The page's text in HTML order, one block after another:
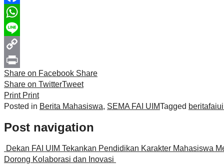
Facebook
WhatsApp
Line
Copy
Link
Print
Share on Facebook Share
Share on TwitterTweet
Print Print
Posted in Berita Mahasiswa, SEMA FAI UIMTagged
Post navigation
Dekan FAI UIM Tekankan Pendidikan Karakter Mahasiswa
Dorong Kolaborasi dan Inovasi